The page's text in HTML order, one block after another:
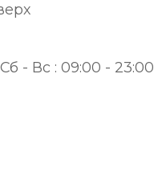
- Вс : 09:00 - 23:00